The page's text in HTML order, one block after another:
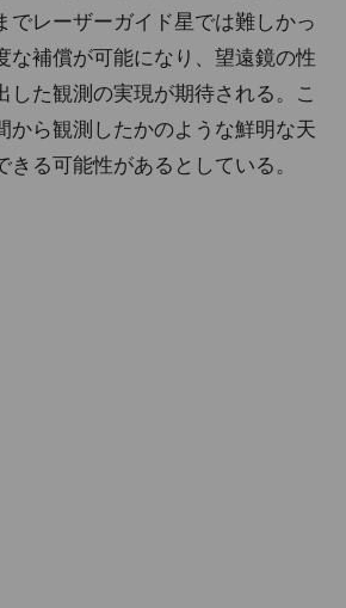
でレーザーガイド星では難しかっ
な補償が可能になり、望遠鏡の性
した観測の実現が期待される。こ
から観測したかのような鮮明な天
る可能性があるとしている。